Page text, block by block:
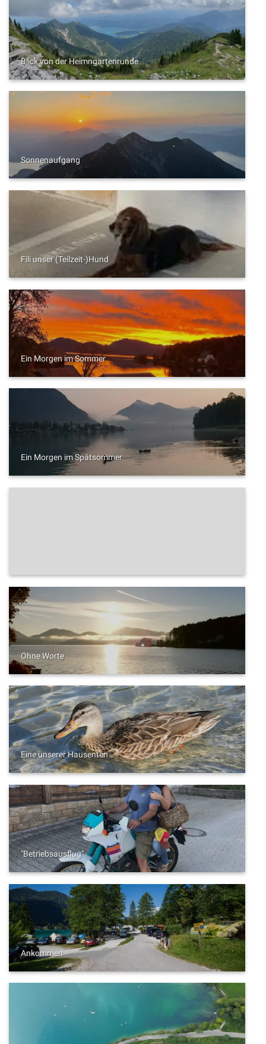
Blick von der Heimngartenrunde
Sonnenaufgang
Fili unser (Teilzeit-)Hund
Ein Morgen im Sommer
Ein Morgen im Spätsommer
Ohne Worte
Eine unserer Hausenten
"Betriebsausflug"
Ankommen